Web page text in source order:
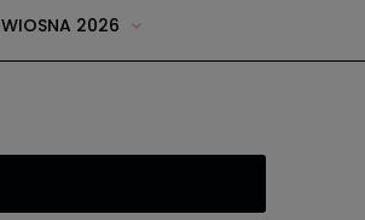
WIOSNA 2026